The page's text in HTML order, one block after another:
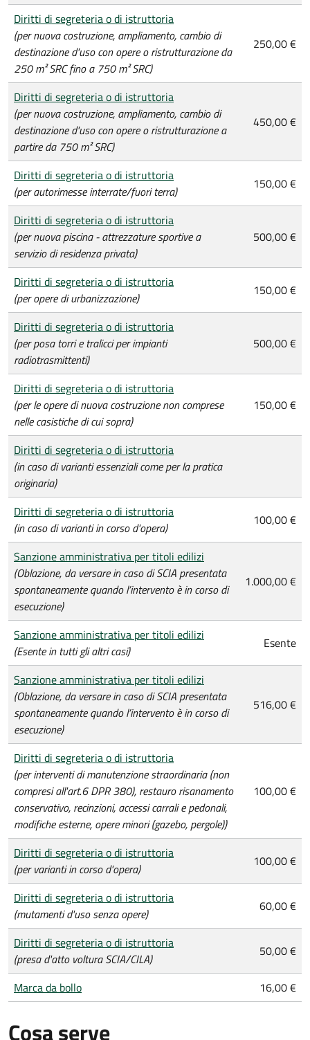
Diritti di segreteria o di istruttoria
(per nuova costruzione, ampliamento, cambio di
destinazione d'uso con opere o ristrutturazione da
250 m² SRC fino a 750 m² SRC)
250,00 €
Diritti di segreteria o di istruttoria
(per nuova costruzione, ampliamento, cambio di
destinazione d'uso con opere o ristrutturazione a
partire da 750 m² SRC)
450,00 €
Diritti di segreteria o di istruttoria
(per autorimesse interrate/fuori terra)
150,00 €
Diritti di segreteria o di istruttoria
(per nuova piscina - attrezzature sportive a
servizio di residenza privata)
500,00 €
Diritti di segreteria o di istruttoria
(per opere di urbanizzazione)
150,00 €
Diritti di segreteria o di istruttoria
(per posa torri e tralicci per impianti
radiotrasmittenti)
500,00 €
Diritti di segreteria o di istruttoria
(per le opere di nuova costruzione non comprese
nelle casistiche di cui sopra)
150,00 €
Diritti di segreteria o di istruttoria
(in caso di varianti essenziali come per la pratica
originaria)
Diritti di segreteria o di istruttoria
(in caso di varianti in corso d'opera)
100,00 €
Sanzione amministrativa per titoli edilizi
(Oblazione, da versare in caso di SCIA presentata
spontaneamente quando l’intervento è in corso di
esecuzione)
1.000,00 €
Sanzione amministrativa per titoli edilizi
(Esente in tutti gli altri casi)
Esente
Sanzione amministrativa per titoli edilizi
(Oblazione, da versare in caso di SCIA presentata
spontaneamente quando l’intervento è in corso di
esecuzione)
516,00 €
Diritti di segreteria o di istruttoria
(per interventi di manutenzione straordinaria (non
compresi all'art.6 DPR 380), restauro risanamento
conservativo, recinzioni, accessi carrali e pedonali,
modifiche esterne, opere minori (gazebo, pergole))
100,00 €
Diritti di segreteria o di istruttoria
(per varianti in corso d'opera)
100,00 €
Diritti di segreteria o di istruttoria
(mutamenti d'uso senza opere)
60,00 €
Diritti di segreteria o di istruttoria
(presa d'atto voltura SCIA/CILA)
50,00 €
Marca da bollo 16,00 €
Cosa serve